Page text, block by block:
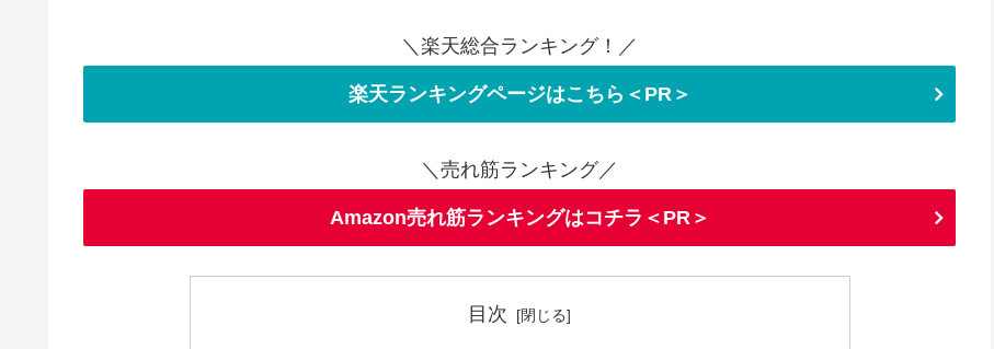
＼楽天総合ランキング！／
楽天ランキングページはこちら＜PR＞
＼売れ筋ランキング／
Amazon売れ筋ランキングはコチラ＜PR＞
目次